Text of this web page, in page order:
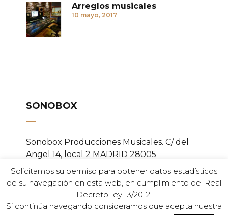
Arreglos musicales
10 mayo, 2017
SONOBOX
Sonobox Producciones Musicales. C/ del
Angel 14, local 2 MADRID 28005
Teléfono:+ (34) 91 366 84 11
Email: info@sonobox.es
Solicitamos su permiso para obtener datos estadísticos
de su navegación en esta web, en cumplimiento del Real
Decreto-ley 13/2012.
Si continúa navegando consideramos que acepta nuestra